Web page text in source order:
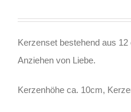
Kerzenset bestehend aus
Anziehen von Liebe.
Kerzenhöhe ca. 10cm,